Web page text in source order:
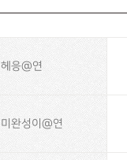
헤응@연
미완성이@연